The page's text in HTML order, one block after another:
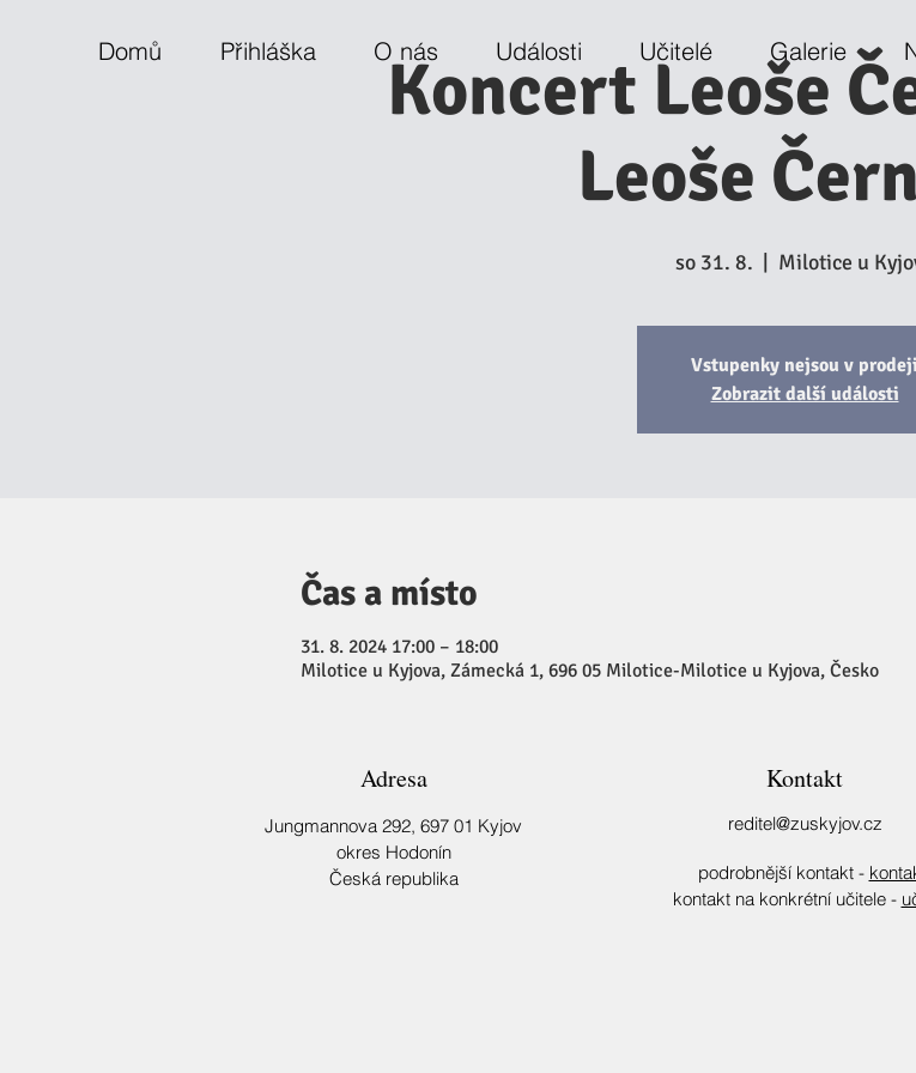
Domů Přihláška O nás Události Učitelé Galerie
Koncert Leoše
Leoše
so 31. 8. Milotice u
Vstupenky nejsou v prodeji
Zobrazit další události
Čas a místo
31. 8. 2024 17:00 – 18:00
Milotice u Kyjova, Zámecká 1, 696 05 Milotice-Milotice u Kyjova, Česko
Adresa
Jungmannova 292, 697 01 Kyjov
okres Hodonín
Česká republika
Kontakt
reditel@zuskyjov.cz
podrobnější kontakt -
kontakt na konkrétní učitele -